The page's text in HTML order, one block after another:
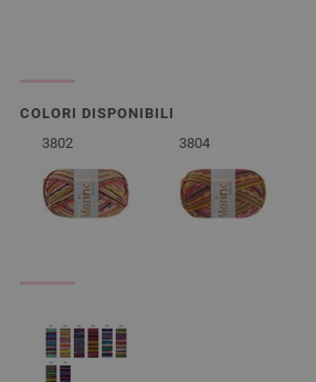
COLORI DISPONIBILI
3802
3804